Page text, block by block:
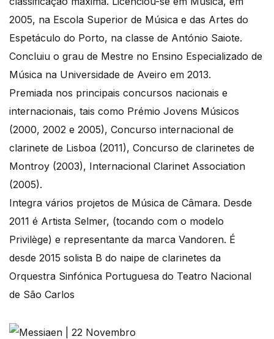
2005, na Escola Superior de Música e das Artes do
Espetáculo do Porto, na classe de António Saiote.
Concluiu o grau de Mestre no Ensino Especializado de
Música na Universidade de Aveiro em 2013.
Premiada nos principais concursos nacionais e
internacionais, tais como Prémio Jovens Músicos
(2000, 2002 e 2005), Concurso internacional de
clarinete de Lisboa (2011), Concurso de clarinetes de
Montroy (2003), Internacional Clarinet Association
(2005).
Integra vários projetos de Música de Câmara. Desde
2011 é Artista Selmer, (tocando com o modelo
Privilège) e representante da marca Vandoren. É
desde 2015 solista B do naipe de clarinetes da
Orquestra Sinfónica Portuguesa do Teatro Nacional
de São Carlos